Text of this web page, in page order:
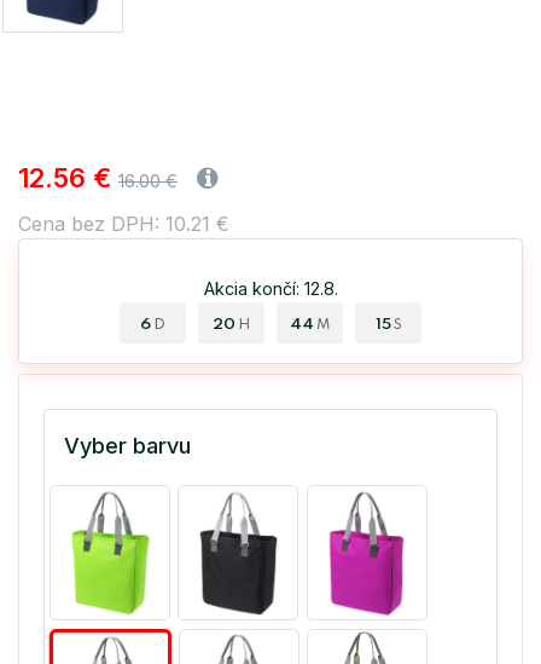
12.56 € 16.00 €
Cena bez DPH: 10.21 €
Akcia končí: 12.8.
6 D 20 H 44 M 15 S
Vyber barvu